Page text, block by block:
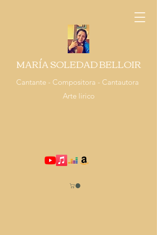
MARÍA SOLEDAD BELLOIR
Cantante - Compositora - Cantautora
Arte lirico